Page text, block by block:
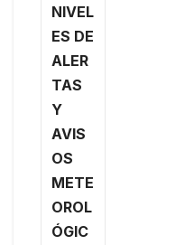
NIVEL
ES DE
ALER
TAS
Y
AVIS
OS
METE
OROL
ÓGIC